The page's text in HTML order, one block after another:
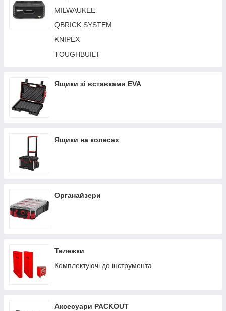
MILWAUKEE
QBRICK SYSTEM
KNIPEX
TOUGHBUILT
Ящики зі вставками EVA
Ящики на колесах
Органайзери
Тележки
Комплектуючі до інструмента
Аксесуари PACKOUT